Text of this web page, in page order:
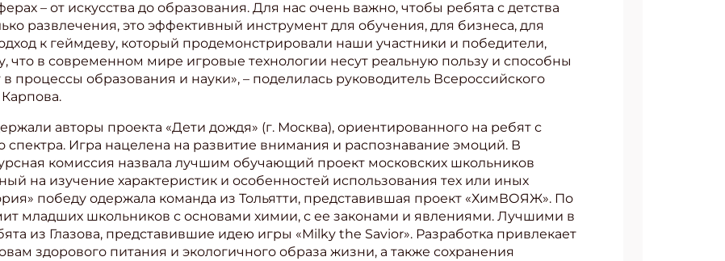
– от искусства до образования. Для нас очень важно, чтобы ребята с детства
развлечения, это эффективный инструмент для обучения, для бизнеса, для
к геймдеву, который продемонстрировали наши участники и победители,
что в современном мире игровые технологии несут реальную пользу и способны
процессы образования и науки», – поделилась руководитель Всероссийского
авторы проекта «Дети дождя» (г. Москва), ориентированного на ребят с
спектра. Игра нацелена на развитие внимания и распознавание эмоций. В
комиссия назвала лучшим обучающий проект московских школьников
на изучение характеристик и особенностей использования тех или иных
победу одержала команда из Тольятти, представившая проект «ХимВОЯЖ». По
младших школьников с основами химии, с ее законами и явлениями. Лучшими в
из Глазова, представившие идею игры «Milky the Savior». Разработка привлекает
здорового питания и экологичного образа жизни, а также сохранения